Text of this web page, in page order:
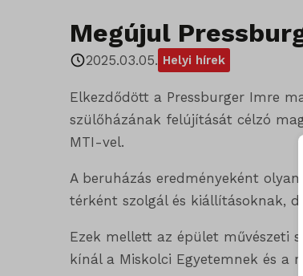
Megújul
2025.03.05. Helyi hírek
Elkezdődött a Pressburger Imre
szülőházának felújítását célzó
MTI-vel.
A beruházás eredményeként
térként szolgál és kiállításoknak,
Ezek mellett az épület művészeti
kínál a Miskolci Egyetemnek és a